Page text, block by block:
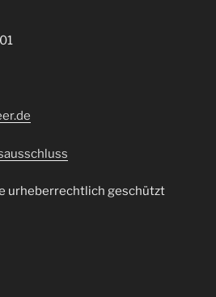
urheberrechtlich geschützt